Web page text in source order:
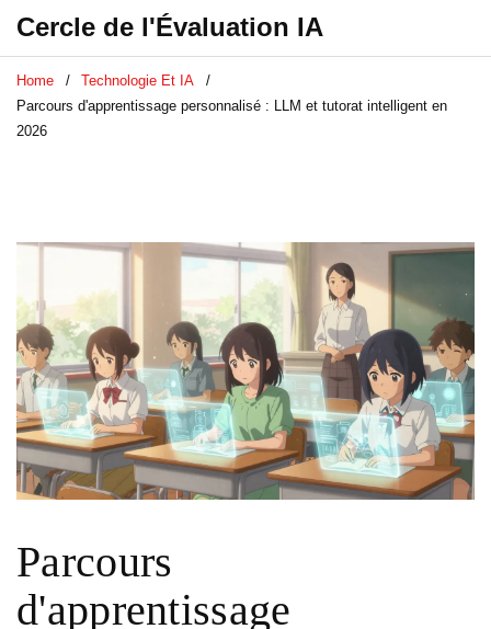
Cercle de l'Évaluation IA
Home
Technologie Et IA
Parcours d'apprentissage personnalisé : LLM et tutorat intelligent en
2026
Parcours
d'apprentissage